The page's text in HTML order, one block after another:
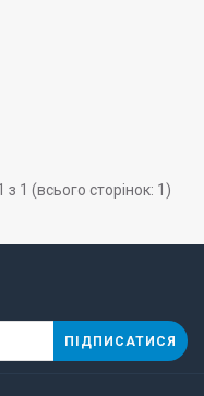
з 1 (всього сторінок: 1)
ПІДПИСАТИСЯ